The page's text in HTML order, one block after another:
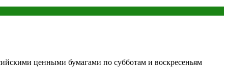
ценными бумагами по субботам и воскресеньям